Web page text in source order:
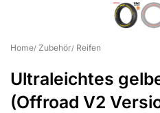
Home Zubehör Reifen
Ultraleichtes
(Offroad V2